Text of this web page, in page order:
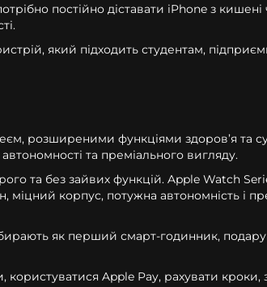
постійно діставати iPhone з
який підходить студентам,
розширеними функціями здоров’я та
та преміального вигляду.
та без зайвих функцій. Apple Watch
корпус, потужна автономність і
як перший смарт-годинник,
Apple Pay, рахувати кроки,